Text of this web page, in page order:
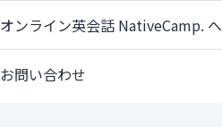
オンライン英会話 NativeCamp. へ
お問い合わせ